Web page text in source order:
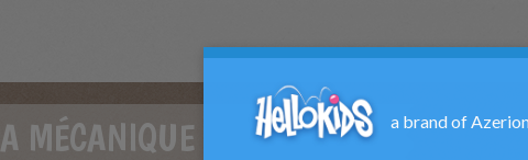
MÉCANIQUE DU COEUR